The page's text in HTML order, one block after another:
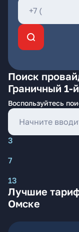
Поиск
Граничный 1-
Воспользуйтесь
3
7
13
Лучшие
Омске